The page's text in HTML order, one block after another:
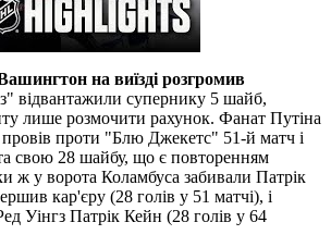
на виїзді розгромив
відвантажили супернику 5 шайб,
лише розмочити рахунок. Фанат Путіна
проти "Блю Джекетс" 51-й матч і
свою 28 шайбу, що є повторенням
ж у ворота Коламбуса забивали Патрік
кар'єру (28 голів у 51 матчі), і
Уінгз Патрік Кейн (28 голів у 64